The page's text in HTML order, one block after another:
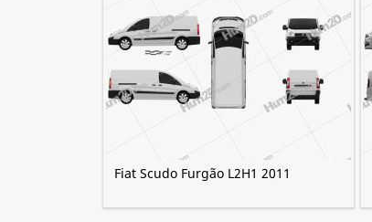
Fiat Scudo Furgão L2H1 2011